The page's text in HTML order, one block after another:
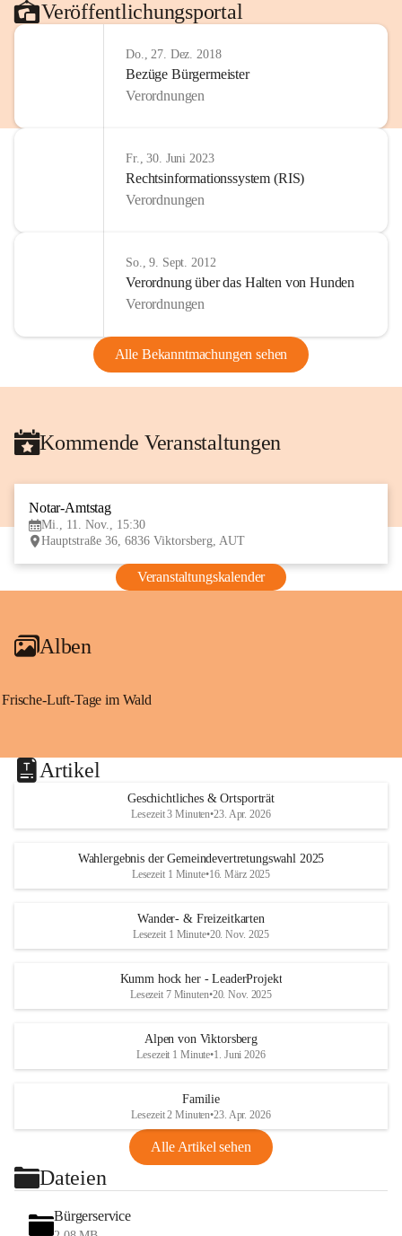
Veröffentlichungsportal
Do., 27. Dez. 2018
Bezüge Bürgermeister
Verordnungen
Fr., 30. Juni 2023
Rechtsinformationssystem (RIS)
Verordnungen
So., 9. Sept. 2012
Verordnung über das Halten von Hunden
Verordnungen
Alle Bekanntmachungen sehen
Kommende Veranstaltungen
Notar-Amtstag
Mi., 11. Nov., 15:30
Hauptstraße 36, 6836 Viktorsberg, AUT
Veranstaltungskalender
Alben
Frische-Luft-Tage im Wald
Artikel
Geschichtliches & Ortsporträt
Lesezeit 3 Minuten•23. Apr. 2026
Wahlergebnis der Gemeindevertretungswahl 2025
Lesezeit 1 Minute•16. März 2025
Wander- & Freizeitkarten
Lesezeit 1 Minute•20. Nov. 2025
Kumm hock her - LeaderProjekt
Lesezeit 7 Minuten•20. Nov. 2025
Alpen von Viktorsberg
Lesezeit 1 Minute•1. Juni 2026
Familie
Lesezeit 2 Minuten•23. Apr. 2026
Alle Artikel sehen
Dateien
Bürgerservice